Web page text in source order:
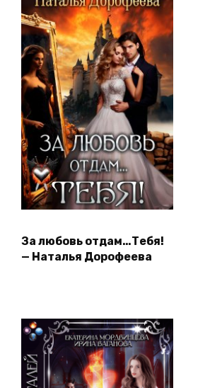
За любовь отдам…Тебя!
— Наталья Дорофеева